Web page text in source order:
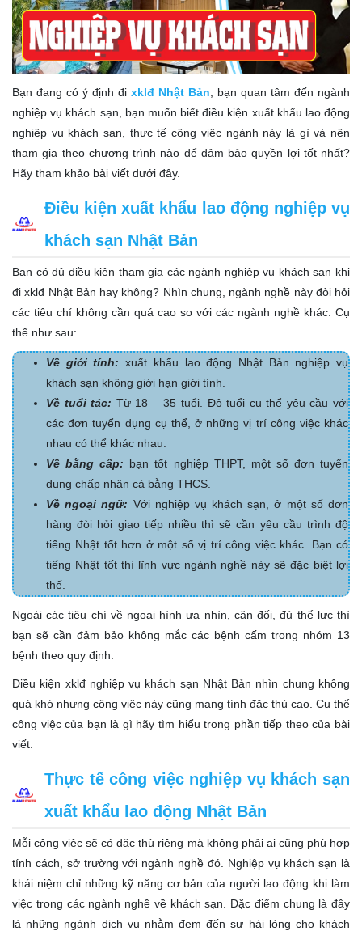
Bạn đang có ý định đi xklđ Nhật Bản , bạn quan tâm đến ngành
nghiệp vụ khách sạn, bạn muốn biết điều kiện xuất khẩu lao động
nghiệp vụ khách sạn, thực tế công việc ngành này là gì và nên
tham gia theo chương trình nào để đảm bảo quyền lợi tốt nhất?
Hãy tham khảo bài viết dưới đây.
Điều kiện xuất khẩu lao động nghiệp vụ
khách sạn Nhật Bản
Bạn có đủ điều kiện tham gia các ngành nghiệp vụ khách sạn khi
đi xklđ Nhật Bản hay không? Nhìn chung, ngành nghề này đòi hỏi
các tiêu chí không cần quá cao so với các ngành nghề khác. Cụ
thể như sau:
Về giới tính: xuất khẩu lao động Nhật Bản nghiệp vụ
khách sạn không giới hạn giới tính.
Về tuổi tác: Từ 18 – 35 tuổi. Độ tuổi cụ thể yêu cầu với
các đơn tuyển dụng cụ thể, ở những vị trí công việc khác
nhau có thể khác nhau.
Về bằng cấp: bạn tốt nghiệp THPT, một số đơn tuyển
dụng chấp nhận cả bằng THCS.
Về ngoại ngữ: Với nghiệp vụ khách sạn, ở một số đơn
hàng đòi hỏi giao tiếp nhiều thì sẽ cần yêu cầu trình độ
tiếng Nhật tốt hơn ở một số vị trí công việc khác. Bạn có
tiếng Nhật tốt thì lĩnh vực ngành nghề này sẽ đặc biệt lợi
thế.
Ngoài các tiêu chí về ngoại hình ưa nhìn, cân đối, đủ thể lực thì
bạn sẽ cần đảm bảo không mắc các bệnh cấm trong nhóm 13
bệnh theo quy định.
Điều kiện xklđ nghiệp vụ khách sạn Nhật Bản nhìn chung không
quá khó nhưng công việc này cũng mang tính đặc thù cao. Cụ thể
công việc của bạn là gì hãy tìm hiểu trong phần tiếp theo của bài
viết.
Thực tế công việc nghiệp vụ khách sạn
xuất khẩu lao động Nhật Bản
Mỗi công việc sẽ có đặc thù riêng mà không phải ai cũng phù hợp
tính cách, sở trường với ngành nghề đó. Nghiệp vụ khách sạn là
khái niệm chỉ những kỹ năng cơ bản của người lao động khi làm
việc trong các ngành nghề về khách sạn. Đặc điểm chung là đây
là những ngành dịch vụ nhằm đem đến sự hài lòng cho khách